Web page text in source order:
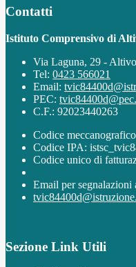
Contatti
Istituto Comprensivo di
Via Laguna, 29 -
Tel: 0423 566021
Email:
PEC:
C.F.: 92023440263
Codice
Codice IPA:
Codice unico di
Email per segnalazioni
Sezione Link Utili